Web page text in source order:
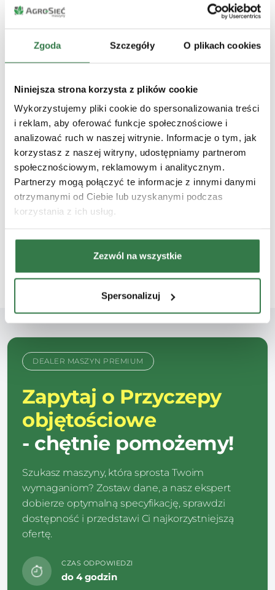
Zgoda Szczegóły O plikach cookies
Niniejsza strona korzysta z plików cookie
Wykorzystujemy pliki cookie do spersonalizowania treści
i reklam, aby oferować funkcje społecznościowe i
analizować ruch w naszej witrynie. Informacje o tym, jak
korzystasz z naszej witryny, udostępniamy partnerom
społecznościowym, reklamowym i analitycznym.
Partnerzy mogą połączyć te informacje z innymi danymi
otrzymanymi od Ciebie lub uzyskanymi podczas
korzystania z ich usług.
Zezwól na wszystkie
Spersonalizuj
Standardowe przyczepy
objętościowe
Doskonałe rozwiązanie do transportu
jak kiszonka, trociny czy zrębki.
Przyczepy objętościowe ze
ścianą przesuwną
Ułatwiają szybki rozładunek, eliminując
konieczność podnoszenia skrzyni, co
DEALER MASZYN PREMIUM
Zapytaj o Przyczepy
objętościowe
- chętnie pomożemy!
Szukasz maszyny, która sprosta Twoim
wymaganiom? Zostaw dane, a nasz ekspert
dobierze optymalną specyfikację, sprawdzi
dostępność i przedstawi Ci najkorzystniejszą
ofertę.
CZAS ODPOWIEDZI
do 4 godzin